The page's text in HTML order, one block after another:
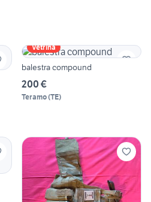
Vetrina
balestra compound
200 €
Teramo(TE)